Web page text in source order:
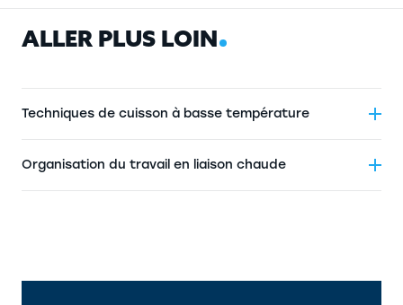
ALLER PLUS LOIN
Techniques de cuisson à basse température
Organisation du travail en liaison chaude